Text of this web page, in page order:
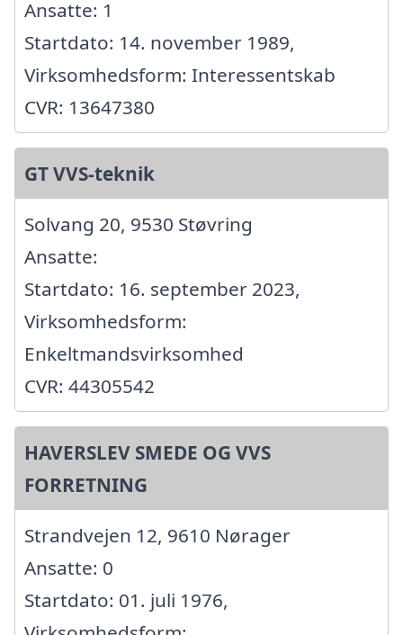
Ansatte: 1
Startdato: 14. november 1989,
Virksomhedsform: Interessentskab
CVR: 13647380
GT VVS-teknik
Solvang 20, 9530 Støvring
Ansatte:
Startdato: 16. september 2023,
Virksomhedsform:
Enkeltmandsvirksomhed
CVR: 44305542
HAVERSLEV SMEDE OG VVS
FORRETNING
Strandvejen 12, 9610 Nørager
Ansatte: 0
Startdato: 01. juli 1976,